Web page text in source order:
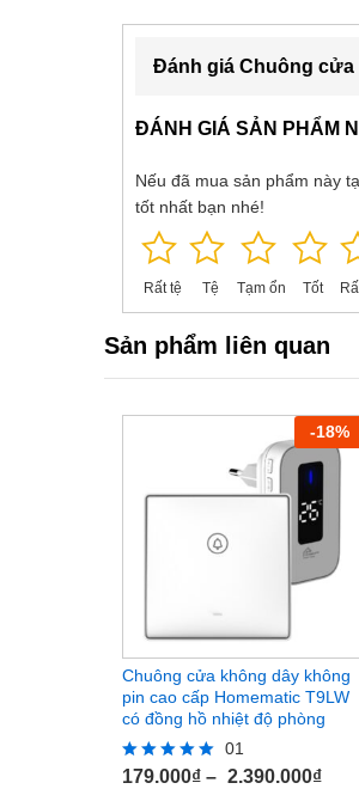
Đánh giá Chuông cửa
ĐÁNH GIÁ SẢN PHẨM
Nếu đã mua sản phẩm này
tốt nhất bạn nhé!
Rất tệ Tệ Tạm ổn Tốt
Sản phẩm liên quan
-18%
Chuông cửa không dây không
pin cao cấp Homematic T9LW
có đồng hồ nhiệt độ phòng
Rated
01
179.000₫ – 2.390.000₫